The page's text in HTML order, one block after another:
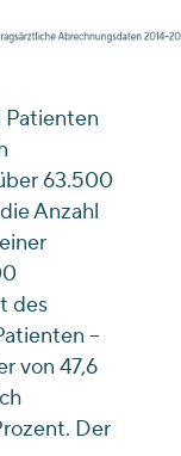
Patienten
63.500
Anzahl
des
–
von 47,6
Der